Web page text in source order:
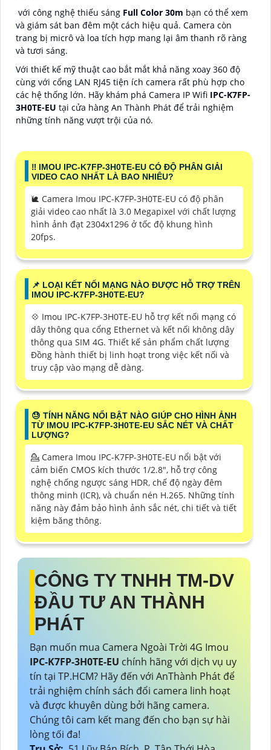
với công nghệ thiếu sáng Full Color 30m bạn có thể xem
và giám sát ban đêm một cách hiệu quả. Camera còn
trang bị micrô và loa tích hợp mang lại âm thanh rõ ràng
và tươi sáng.
Với thiết kế mỹ thuật cao bắt mắt khả năng xoay 360 độ
cùng với cổng LAN RJ45 tiện ích camera rất phù hợp cho
các hệ thống lớn. Hãy khám phá Camera IP Wifi IPC-K7FP-
3H0TE-EU tại cửa hàng An Thành Phát để trải nghiệm
những tính năng vượt trội của nó.
‼️ IMOU IPC-K7FP-3H0TE-EU CÓ ĐỘ PHÂN GIẢI
VIDEO CAO NHẤT LÀ BAO NHIÊU?
🐌 Camera Imou IPC-K7FP-3H0TE-EU có độ phân
giải video cao nhất là 3.0 Megapixel với chất lượng
hình ảnh đạt 2304x1296 ở tốc độ khung hình
20fps.
📌 LOẠI KẾT NỐI MẠNG NÀO ĐƯỢC HỖ TRỢ TRÊN
IMOU IPC-K7FP-3H0TE-EU?
💠 Imou IPC-K7FP-3H0TE-EU hỗ trợ kết nối mạng có
dây thông qua cổng Ethernet và kết nối không dây
thông qua SIM 4G. Thiết kế sản phẩm chất lượng
Đồng hành thiết bị linh hoạt trong việc kết nối và
truy cập vào mạng dễ dàng.
😓 TÍNH NĂNG NỔI BẬT NÀO GIÚP CHO HÌNH ẢNH
TỪ IMOU IPC-K7FP-3H0TE-EU SẮC NÉT VÀ CHẤT
LƯỢNG?
💁 Camera Imou IPC-K7FP-3H0TE-EU nổi bật với
cảm biến CMOS kích thước 1/2.8", hỗ trợ công
nghệ chống ngược sáng HDR, chế độ ngày đêm
thông minh (ICR), và chuẩn nén H.265. Những tính
năng này đảm bảo hình ảnh sắc nét, chi tiết và tiết
kiệm băng thông.
CÔNG TY TNHH TM-DV
ĐẦU TƯ AN THÀNH
PHÁT
Bạn muốn mua Camera Ngoài Trời 4G Imou
IPC-K7FP-3H0TE-EU chính hãng với dịch vụ uy
tín tại TP.HCM? Hãy đến với AnThành Phát để
trải nghiệm chính sách đổi camera linh hoạt
và được khuyên dùng bởi hãng camera.
Chúng tôi cam kết mang đến cho bạn sự hài
lòng tối đa!